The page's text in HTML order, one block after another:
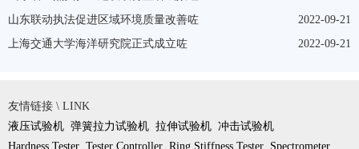
2022-09-21
山东联动执法促进区域环境质量改善咗
2022-09-21
上海交通大学海洋研究院正式成立咗
友情链接 \ LINK
液压试验机 弹簧拉力试验机 拉伸试验机 冲击试验机
Hardness Tester Tester Controller Ring Stiffness Tester Spectrometer